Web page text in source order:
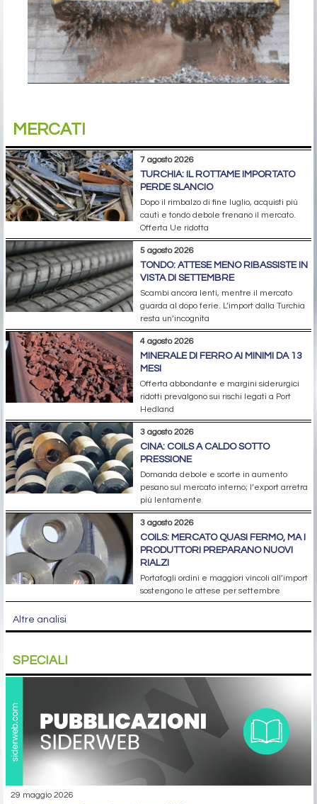
MERCATI
7 agosto 2026
TURCHIA: IL ROTTAME IMPORTATO
PERDE SLANCIO
Dopo il rimbalzo di fine luglio, acquisti più
cauti e tondo debole frenano il mercato.
Offerta Ue ridotta
5 agosto 2026
TONDO: ATTESE MENO RIBASSISTE IN
VISTA DI SETTEMBRE
Scambi ancora lenti, mentre il mercato
guarda al dopo ferie. L’import dalla Turchia
resta un’incognita
4 agosto 2026
MINERALE DI FERRO AI MINIMI DA 13
MESI
Offerta abbondante e margini siderurgici
ridotti prevalgono sui rischi legati a Port
Hedland
3 agosto 2026
CINA: COILS A CALDO SOTTO
PRESSIONE
Domanda debole e scorte in aumento
pesano sul mercato interno; l’export arretra
più lentamente
3 agosto 2026
COILS: MERCATO QUASI FERMO, MA I
PRODUTTORI PREPARANO NUOVI
RIALZI
Portafogli ordini e maggiori vincoli all’import
sostengono le attese per settembre
Altre analisi
SPECIALI
29 maggio 2026